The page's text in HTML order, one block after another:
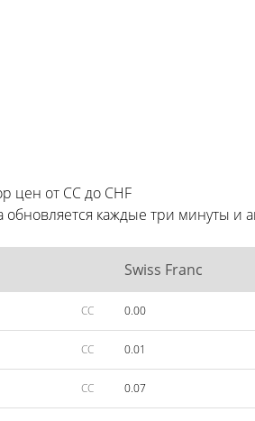
цен от CC до CHF
обновляется каждые три минуты
Swiss Franc
CC 0.00
CC 0.01
CC 0.07